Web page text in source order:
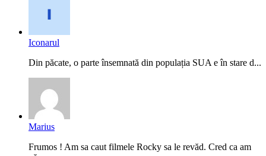
Iconarul
Din păcate, o parte însemnată din populația SUA e în stare d...
Marius
Frumos ! Am sa caut filmele Rocky sa le revăd. Cred ca am